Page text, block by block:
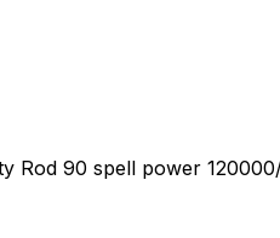
spell power 120000/